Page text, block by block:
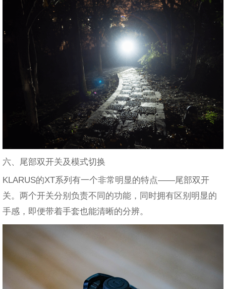
六、尾部双开关及模式切换
KLARUS的XT系列有一个非常明显的特点——尾部双开
关。两个开关分别负责不同的功能，同时拥有区别明显的
手感，即便带着手套也能清晰的分辨。